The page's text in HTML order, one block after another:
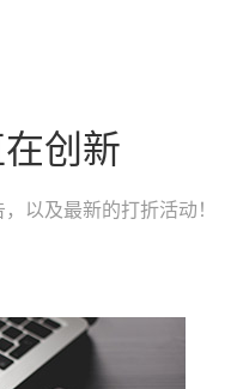
创新
以及最新的打折活动！